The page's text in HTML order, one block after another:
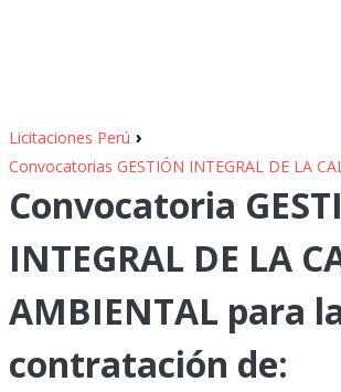
Licitaciones Perú ›
Convocatorias GESTIÓN INTEGRAL DE LA
Convocatoria
INTEGRAL DE LA
AMBIENTAL para
contratación de: